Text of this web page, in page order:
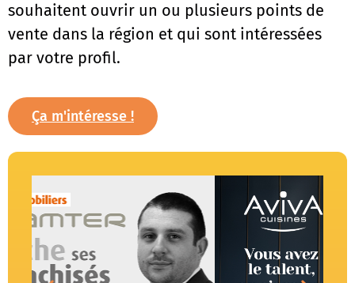
souhaitent ouvrir un ou plusieurs points de
vente dans la région et qui sont intéressées
par votre profil.
Ça m'intéresse !